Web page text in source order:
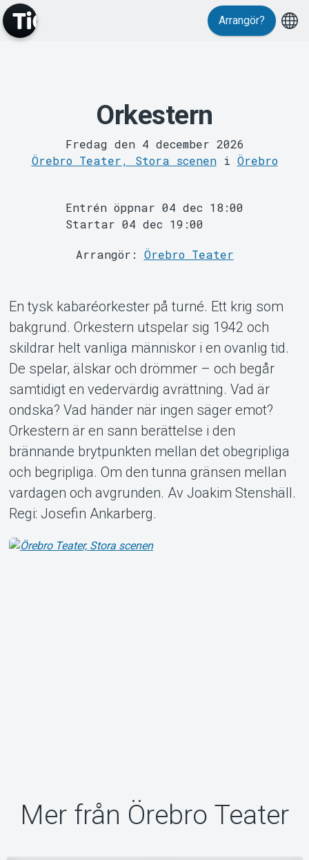
MyTickster
Support
Om Tickster
Arrangör?
Orkestern
Fredag den 4 december 2026
Örebro Teater, Stora sceneni Örebro
Entrén öppnar 04 dec 18:00
Startar 04 dec 19:00
Arrangör: Örebro Teater
En tysk kabaréorkester på turné. Ett krig som
bakgrund. Orkestern utspelar sig 1942 och
skildrar helt vanliga människor i en ovanlig tid.
De spelar, älskar och drömmer – och begår
samtidigt en vedervärdig avrättning. Vad är
ondska? Vad händer när ingen säger emot?
Orkestern är en sann berättelse i den
brännande brytpunkten mellan det obegripliga
och begripliga. Om den tunna gränsen mellan
vardagen och avgrunden. Av Joakim Stenshäll.
Regi: Josefin Ankarberg.
Mer från Örebro Teater